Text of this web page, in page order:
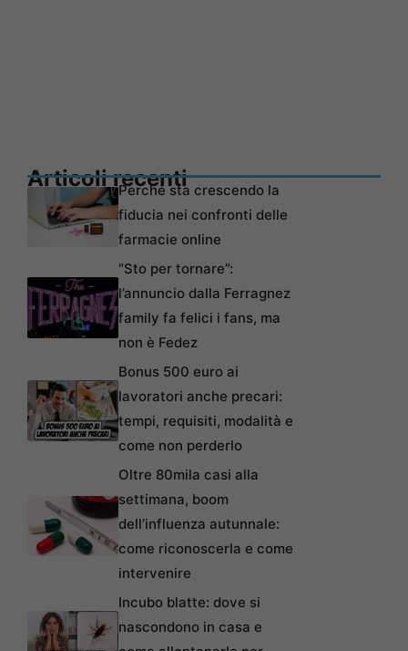
Articoli recentiPerché sta crescendo la
fiducia nei confronti delle
farmacie online
“Sto per tornare”:
l’annuncio dalla Ferragnez
family fa felici i fans, ma
non è Fedez
Bonus 500 euro ai
lavoratori anche precari:
tempi, requisiti, modalità e
come non perderlo
Oltre 80mila casi alla
settimana, boom
dell’influenza autunnale:
come riconoscerla e come
intervenire
Incubo blatte: dove si
nascondono in casa e